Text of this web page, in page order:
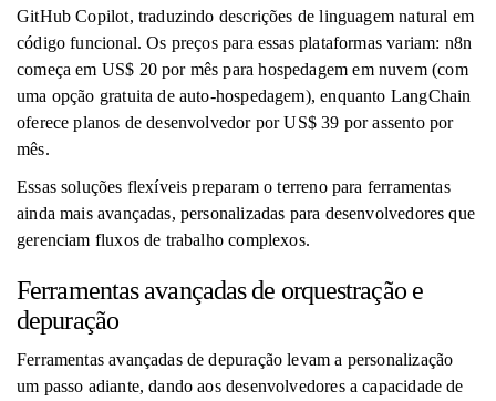
GitHub Copilot, traduzindo descrições de linguagem natural em
código funcional. Os preços para essas plataformas variam: n8n
começa em US$ 20 por mês para hospedagem em nuvem (com
uma opção gratuita de auto-hospedagem), enquanto LangChain
oferece planos de desenvolvedor por US$ 39 por assento por
mês.
Essas soluções flexíveis preparam o terreno para ferramentas
ainda mais avançadas, personalizadas para desenvolvedores que
gerenciam fluxos de trabalho complexos.
Ferramentas avançadas de orquestração e
depuração
Ferramentas avançadas de depuração levam a personalização
um passo adiante, dando aos desenvolvedores a capacidade de